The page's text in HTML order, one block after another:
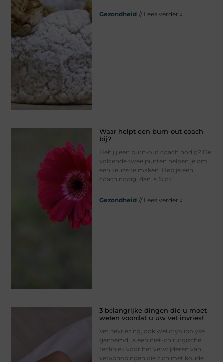
Gezondheid // Lees verder »
Waar helpt een burn-out coach
bij?
Heb jij een burn-out coach nodig? De
volgende twee punten helpen je om
een keuze te maken. Heb je een
coach nodig, dan is Nick
Gezondheid // Lees verder »
3 belangrijke dingen die u moet
weten voordat u uw vet invriest
Vet bevriezing, ook wel cryolipolyse
genoemd, is een niet-chirurgische
techniek voor het verwijderen van
vetophopingen die zich met koude